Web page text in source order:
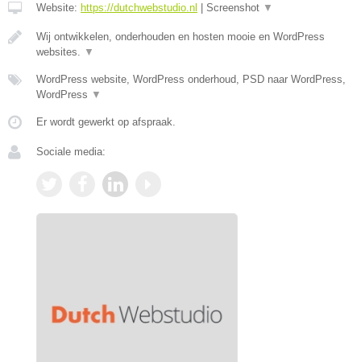
Website: https://dutchwebstudio.nl Screenshot ▼
Wij ontwikkelen, onderhouden en hosten mooie en WordPress
websites.
▼
WordPress website, WordPress onderhoud, PSD naar WordPress,
WordPress ▼
Er wordt gewerkt op afspraak.
Sociale media: